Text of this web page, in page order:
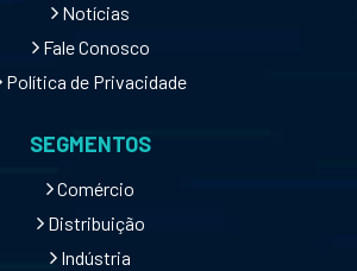
Notícias
Fale Conosco
Política de Privacidade
SEGMENTOS
Comércio
Distribuição
Indústria